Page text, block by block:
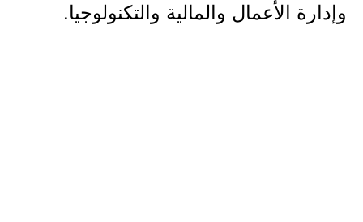
وإدارة الأعمال والمالية والتكنولوجيا.